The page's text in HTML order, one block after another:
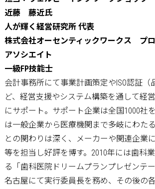
近藤 藤近氏
人が輝く経営研究所 代表
株式会社オーセンティックワークス プ
アソシエイト
一級FP技能士
会計事務所にて事業計画策定やISO認証（
ど、経営支援やシステム構築を通して経
にサポート。サポート企業は全国1000社
は一般企業から医療機関まで多岐にわた
との関わりは深く、メーカーや関連企業
等を担当し好評を博す。2010年には歯科
る「歯科医院ドリームプランプレゼンテ
名古屋にて実行委員長を務め、その後の